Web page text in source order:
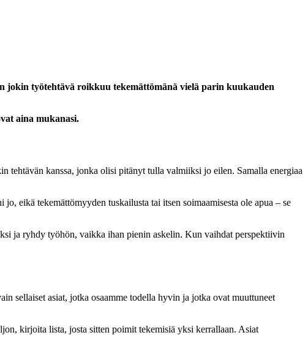
jokin työtehtävä roikkuu tekemättömänä vielä parin kuukauden
aina mukanasi.
tehtävän kanssa, jonka olisi pitänyt tulla valmiiksi jo eilen. Samalla energiaa
eikä tekemättömyyden tuskailusta tai itsen soimaamisesta ole apua – se
ja ryhdy työhön, vaikka ihan pienin askelin. Kun vaihdat perspektiivin
sellaiset asiat, jotka osaamme todella hyvin ja jotka ovat muuttuneet
kirjoita lista, josta sitten poimit tekemisiä yksi kerrallaan. Asiat